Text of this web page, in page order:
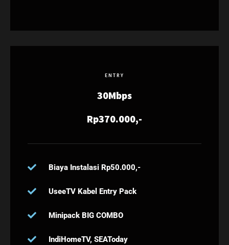
ENTRY
30Mbps
Rp370.000,-
Biaya Instalasi Rp50.000,-
UseeTV Kabel Entry Pack
Minipack BIG COMBO
IndiHomeTV, SEAToday